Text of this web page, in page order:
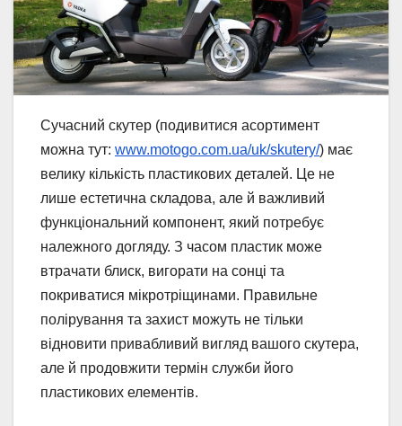
Сучасний скутер (подивитися асортимент
можна тут: www.motogo.com.ua/uk/skutery/) має
велику кількість пластикових деталей. Це не
лише естетична складова, але й важливий
функціональний компонент, який потребує
належного догляду. З часом пластик може
втрачати блиск, вигорати на сонці та
покриватися мікротріщинами. Правильне
полірування та захист можуть не тільки
відновити привабливий вигляд вашого скутера,
але й продовжити термін служби його
пластикових елементів.